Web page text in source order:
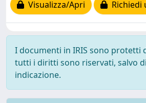
Visualizza/Apri
Richiedi
I documenti in IRIS sono protetti
tutti i diritti sono riservati, salvo
indicazione.